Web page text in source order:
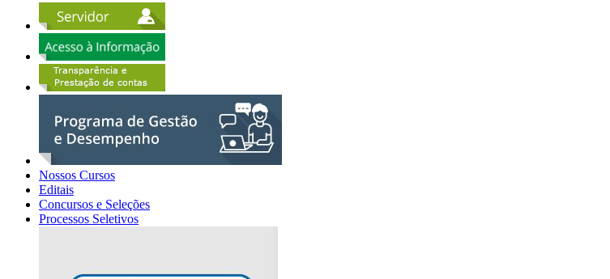
Nossos Cursos
Editais
Concursos e Seleções
Processos Seletivos